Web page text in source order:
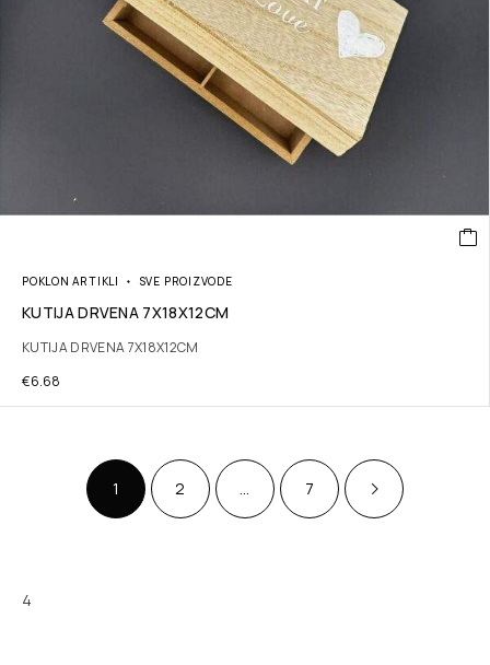
POKLON ARTIKLI SVE PROIZVODE
KUTIJA DRVENA 7X18X12CM
KUTIJA DRVENA 7X18X12CM
€6.68
1 2 7
4